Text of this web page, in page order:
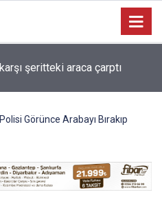
Polisi Görünce Arabayı Bırakıp